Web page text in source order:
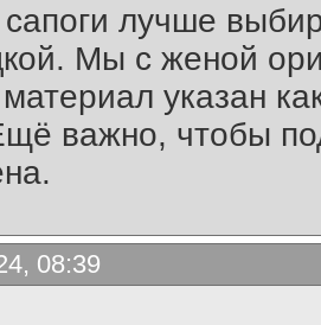
лучше
Мы с женой
указан
важно, чтобы
08:39